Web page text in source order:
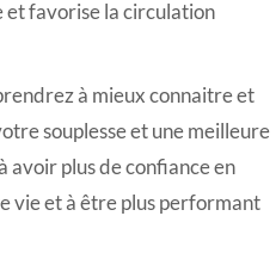
et favorise la circulation
à mieux connaitre et
souplesse et une meilleure
avoir plus de confiance en
vie et à être plus performant